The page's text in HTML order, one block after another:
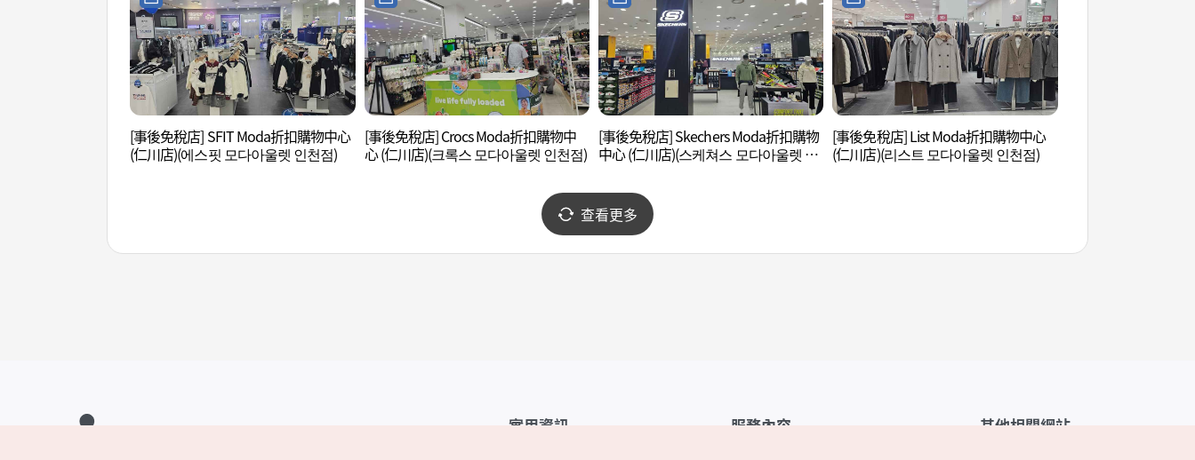
[事後免稅店] SFIT Moda折扣購物中心
(仁川店)(에스핏 모다아울렛 인천점)
[事後免稅店] Crocs Moda折扣購物中
心 (仁川店)(크록스 모다아울렛 인천점)
[事後免稅店] Skechers Moda折扣購物
中心 (仁川店)(스케쳐스 모다아울렛 인
[事後免稅店] List Moda折扣購物中心
(仁川店)(리스트 모다아울렛 인천점)
查看更多
實用資訊 服務內容 其他相關網站